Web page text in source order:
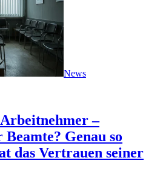
News
–
Genau so
das Vertrauen seiner